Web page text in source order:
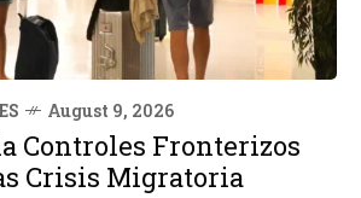
August 9, 2026
Controles Fronterizos
Crisis Migratoria